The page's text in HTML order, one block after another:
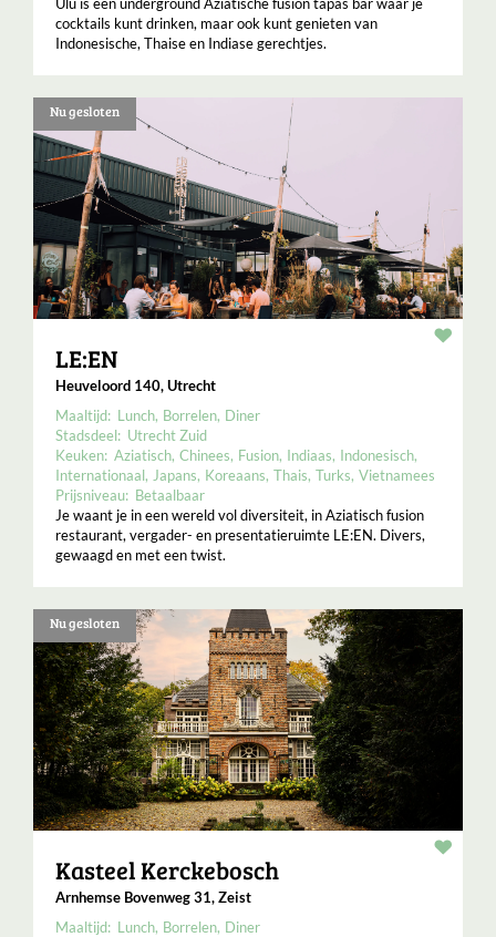
cocktails kunt drinken, maar ook kunt genieten van
Indonesische, Thaise en Indiase gerechtjes.
Nu gesloten
LE:EN
Heuveloord 140, Utrecht
Maaltijd: Lunch Borrelen Diner
Stadsdeel: Utrecht Zuid
Keuken: Aziatisch Chinees Fusion Indiaas Indonesisch
Internationaal Japans Koreaans Thais Turks Vietnamees
Prijsniveau: Betaalbaar
Je waant je in een wereld vol diversiteit, in Aziatisch fusion
restaurant, vergader- en presentatieruimte LE:EN. Divers,
gewaagd en met een twist.
Nu gesloten
Kasteel Kerckebosch
Arnhemse Bovenweg 31, Zeist
Maaltijd: Lunch Borrelen Diner